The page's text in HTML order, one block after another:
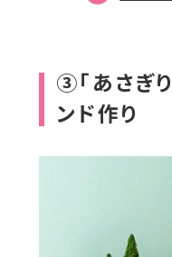
イ
ト
を
別
ン
③「あさぎ
ンド作り